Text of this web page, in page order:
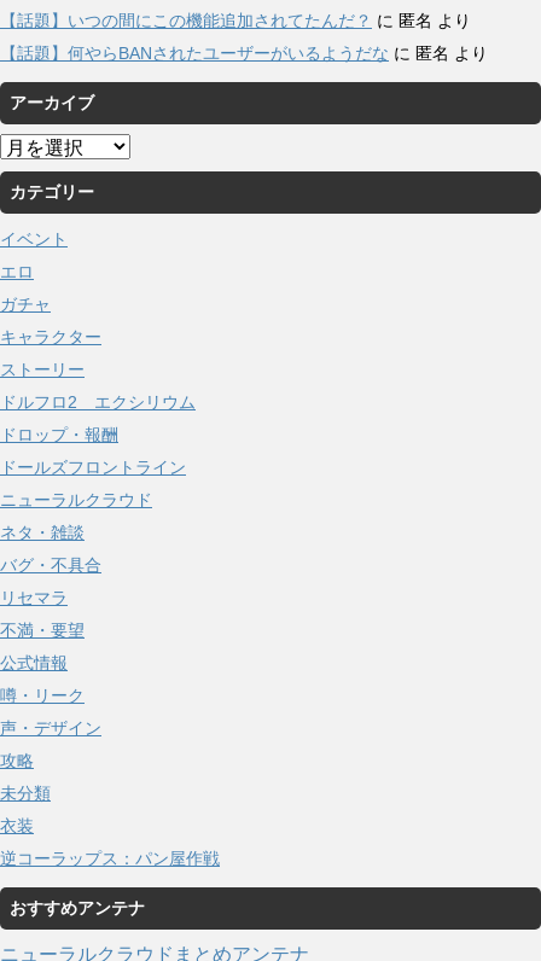
【話題】いつの間にこの機能追加されてたんだ？ に 匿名 より
【話題】何やらBANされたユーザーがいるようだな に 匿名 より
アーカイブ
ア
ー
カ
イ
ブ
カテゴリー
イベント
エロ
ガチャ
キャラクター
ストーリー
ドルフロ2 エクシリウム
ドロップ・報酬
ドールズフロントライン
ニューラルクラウド
ネタ・雑談
バグ・不具合
リセマラ
不満・要望
公式情報
噂・リーク
声・デザイン
攻略
未分類
衣装
逆コーラップス：パン屋作戦
おすすめアンテナ
ニューラルクラウドまとめアンテナ